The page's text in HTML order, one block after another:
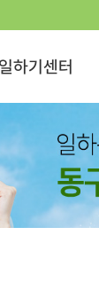
하기센터